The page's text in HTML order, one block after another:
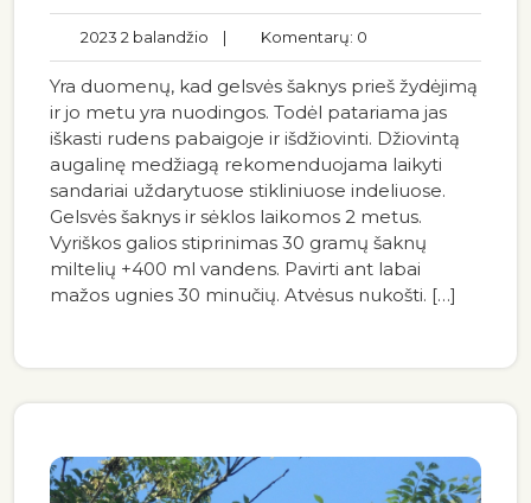
2023 2 balandžio | Komentarų: 0
Yra duomenų, kad gelsvės šaknys prieš žydėjimą
ir jo metu yra nuodingos. Todėl patariama jas
iškasti rudens pabaigoje ir išdžiovinti. Džiovintą
augalinę medžiagą rekomenduojama laikyti
sandariai uždarytuose stikliniuose indeliuose.
Gelsvės šaknys ir sėklos laikomos 2 metus.
Vyriškos galios stiprinimas 30 gramų šaknų
miltelių +400 ml vandens. Pavirti ant labai
mažos ugnies 30 minučių. Atvėsus nukošti. […]